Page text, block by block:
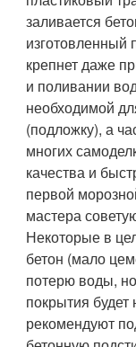
заливается
изготовленный
крепнет даже
и поливании
необходимой
(подложку), а
многих
качества и
первой
мастера
Некоторые в
бетон (мало
потерю воды,
покрытия
рекомендуют